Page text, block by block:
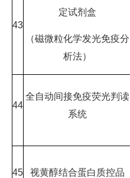
43
定试剂盒
（磁微粒化学发光免疫分
析法）
44
全自动间接免疫荧光判读
系统
45 视黄醇结合蛋白质控品